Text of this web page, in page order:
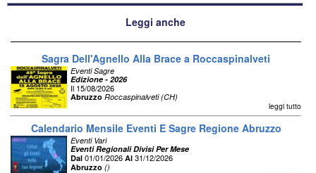
Leggi anche
Sagra Dell'Agnello Alla Brace a Roccaspinalveti
Eventi Sagre
Edizione - 2026
Il 15/08/2026
Abruzzo Roccaspinalveti (CH)
leggi tutto
Calendario Mensile Eventi E Sagre Regione Abruzzo
Eventi Vari
Eventi Regionali Divisi Per Mese
Dal 01/01/2026 Al 31/12/2026
Abruzzo ()